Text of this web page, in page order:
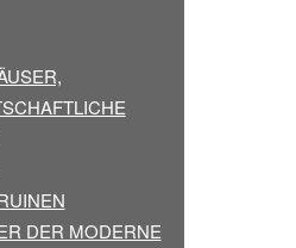
DER MODERNE